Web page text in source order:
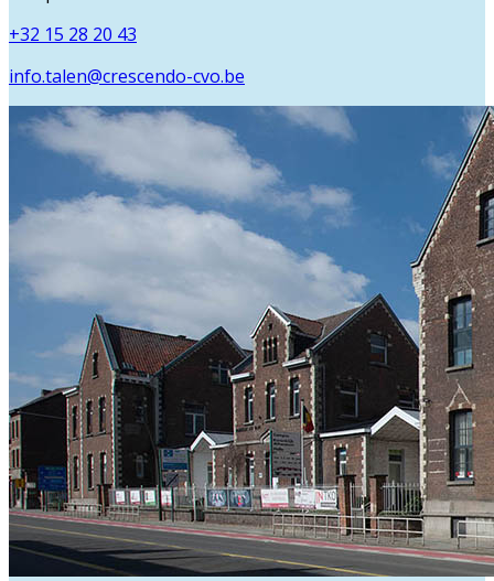
+32 15 28 20 43
info.talen@crescendo-cvo.be